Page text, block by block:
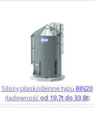
Silosy płaskodenne typu BIN20
(ładowność od 19,7t do 33,8t)